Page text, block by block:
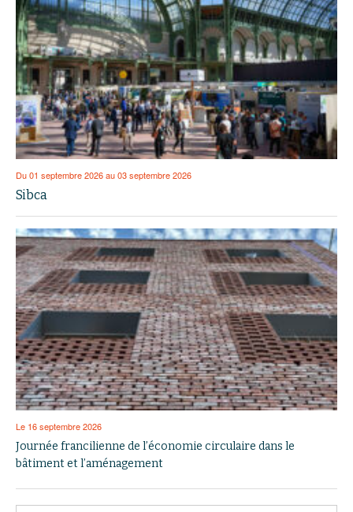
Du 01 septembre 2026 au 03 septembre 2026
Sibca
Le 16 septembre 2026
Journée francilienne de l’économie circulaire dans le
bâtiment et l’aménagement